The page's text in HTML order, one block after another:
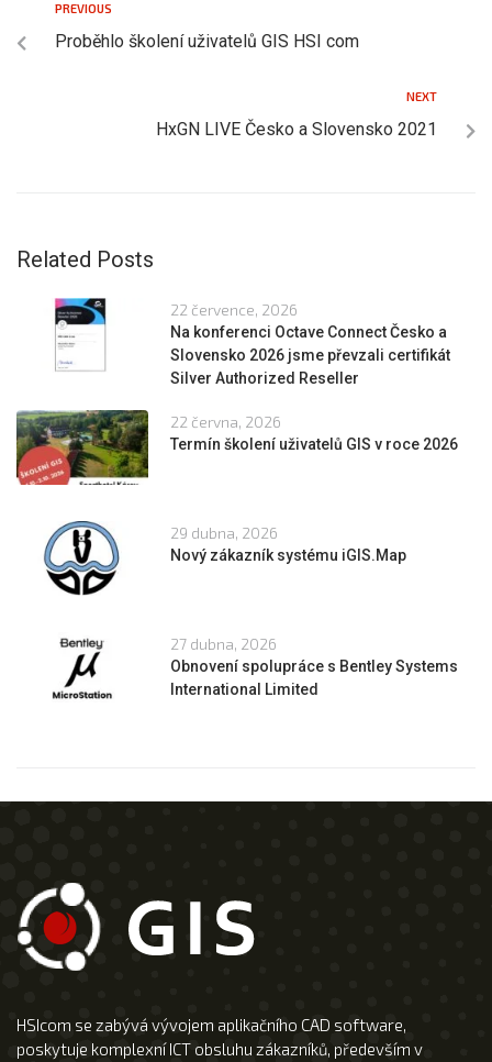
PREVIOUS
Proběhlo školení uživatelů GIS HSI com
NEXT
HxGN LIVE Česko a Slovensko 2021
Related Posts
22 července, 2026
Na konferenci Octave Connect Česko a
Slovensko 2026 jsme převzali certifikát
Silver Authorized Reseller
22 června, 2026
Termín školení uživatelů GIS v roce 2026
29 dubna, 2026
Nový zákazník systému iGIS.Map
27 dubna, 2026
Obnovení spolupráce s Bentley Systems
International Limited
HSIcom se zabývá vývojem aplikačního CAD software,
poskytuje komplexní ICT obsluhu zákazníků, především v